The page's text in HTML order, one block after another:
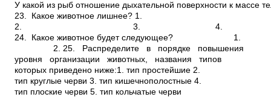
У какой из рыб отношение дыхательной поверхности к массе
23. Какое животное лишнее? 1.
2. 3.
24. Какое животное будет следующее? 1.
2. 25. Распределите в порядке повышения
уровня организации животных, названия типов
которых приведено ниже:1. тип простейшие 2.
тип круглые черви 3. тип кишечнополостные 4.
тип плоские черви 5. тип кольчатые черви